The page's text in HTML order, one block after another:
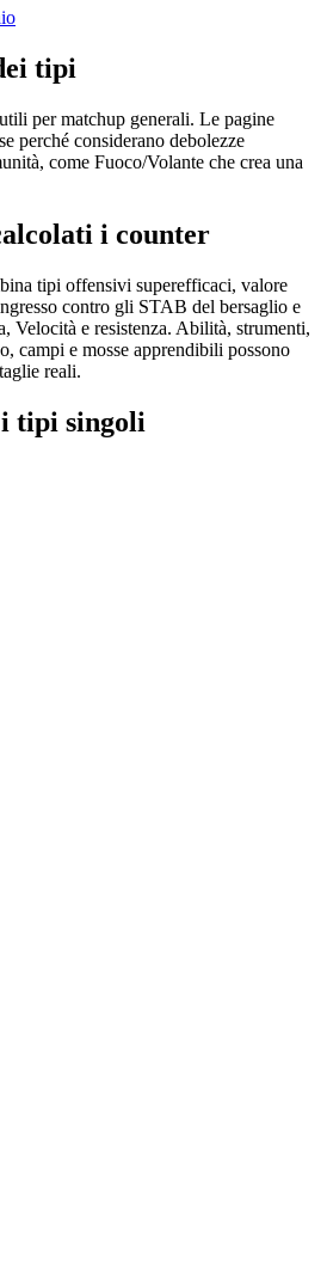
tipi
per matchup generali. Le pagine
perché considerano debolezze
come Fuoco/Volante che crea una
i counter
tipi offensivi superefficaci, valore
contro gli STAB del bersaglio e
Velocità e resistenza. Abilità, strumenti,
campi e mosse apprendibili possono
reali.
tipi singoli